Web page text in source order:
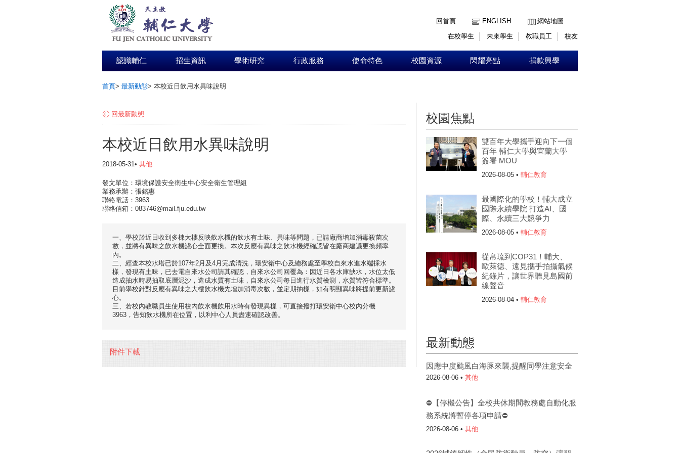
回首頁
ENGLISH
網站地圖
在校學生
未來學生 教職員工 校友
認識輔仁 招生資訊 學術研究 行政服務 使命特色 校園資源 閃耀亮點 捐款興學
首頁> 最新動態> 本校近日飲用水異味說明
回最新動態
本校近日飲用水異味說明
2018-05-31• 其他
發文單位：環境保護安全衛生中心安全衛生管理組
業務承辦：張銘惠
聯絡電話：3963
聯絡信箱：083746@mail.fju.edu.tw
一、學校於近日收到多棟大樓反映飲水機的飲水有土味、異味等問題，已請廠商增加消毒殺菌次
數，並將有異味之飲水機濾心全面更換。本次反應有異味之飲水機經確認皆在廠商建議更換頻率
內。
二、經查本校水塔已於107年2月及4月完成清洗，環安衛中心及總務處至學校自來水進水端採水
樣，發現有土味，已去電自來水公司請其確認，自來水公司回覆為：因近日各水庫缺水，水位太低
造成抽水時易抽取底層泥沙，造成水質有土味，自來水公司每日進行水質檢測，水質皆符合標準。
目前學校針對反應有異味之大樓飲水機先增加消毒次數，並定期抽樣，如有明顯異味將提前更新濾
心。
三、若校內教職員生使用校內飲水機飲用水時有發現異樣，可直接撥打環安衛中心校內分機
3963，告知飲水機所在位置，以利中心人員盡速確認改善。
附件下載
校園焦點
雙百年大學攜手迎向下一個
百年 輔仁大學與宜蘭大學
簽署 MOU
2026-08-05 • 輔仁教育
最國際化的學校！輔大成立
國際永續學院 打造AI、國
際、永續三大競爭力
2026-08-05 • 輔仁教育
從帛琉到COP31！輔大、
歐萊德、遠見攜手拍攝氣候
紀錄片，讓世界聽見島國前
線聲音
2026-08-04 • 輔仁教育
最新動態
因應中度颱風白海豚來襲,提醒同學注意安全
2026-08-06 • 其他
⛔【停機公告】全校共休期間教務處自動化服
務系統將暫停各項申請⛔
2026-08-06 • 其他